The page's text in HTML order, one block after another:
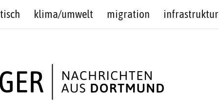
klima/umwelt migration infrastruktur